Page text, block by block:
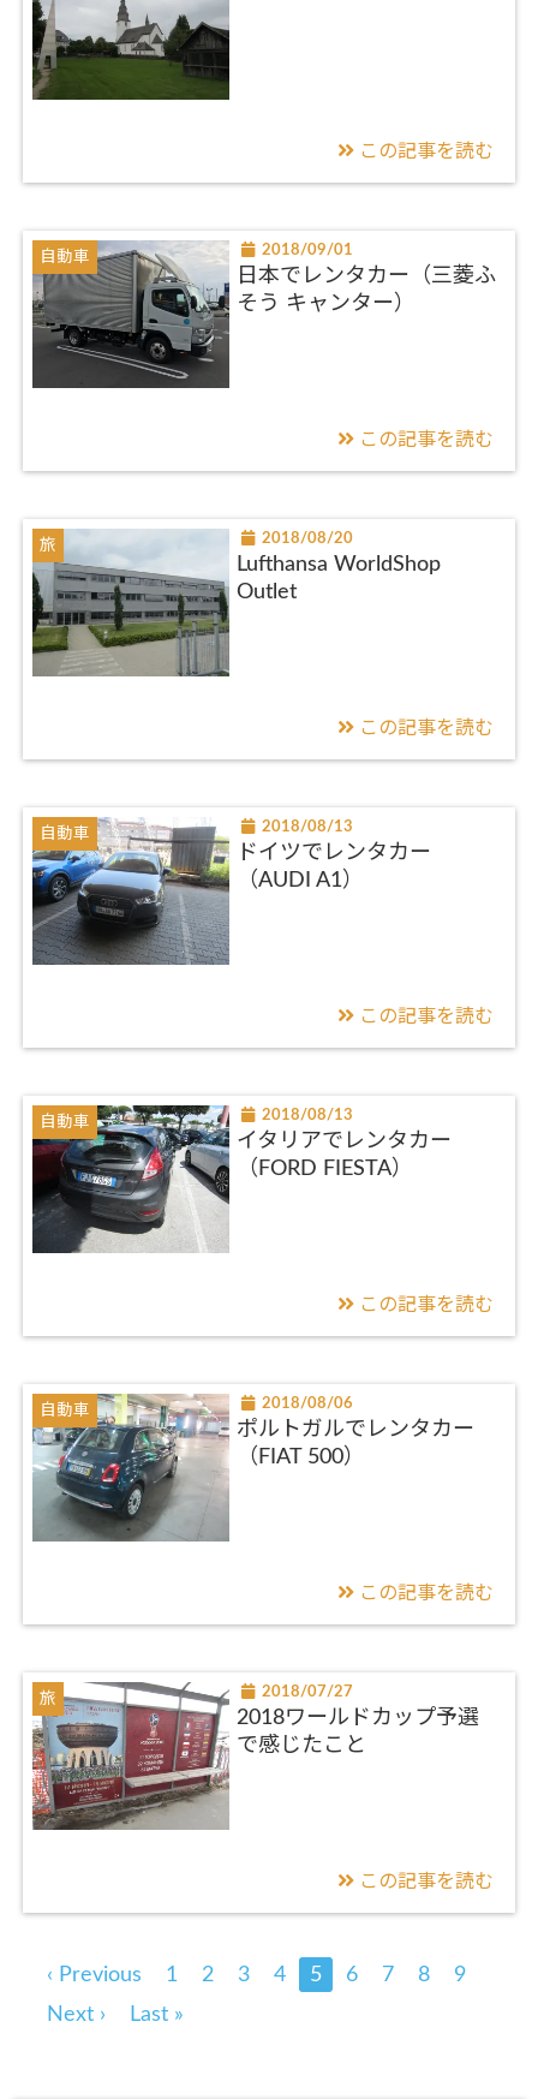
この記事を読む
自動車 2018/09/01
日本でレンタカー（三菱ふ
そう キャンター）
この記事を読む
旅 2018/08/20
Lufthansa WorldShop
Outlet
この記事を読む
自動車 2018/08/13
ドイツでレンタカー
（AUDI A1）
この記事を読む
自動車 2018/08/13
イタリアでレンタカー
（FORD FIESTA）
この記事を読む
自動車 2018/08/06
ポルトガルでレンタカー
（FIAT 500）
この記事を読む
旅 2018/07/27
2018ワールドカップ予選
で感じたこと
この記事を読む
‹ Previous 1 2 3 4 5 6 7 8
9
Next ›
Last »